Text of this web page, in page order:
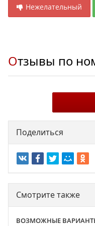
Нежелательный
Отзывы по
Поделиться
Смотрите также
ВОЗМОЖНЫЕ